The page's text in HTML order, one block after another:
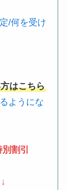
/何を受け
はこちら
ようにな
割引